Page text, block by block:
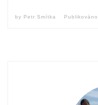
by Petr Smítka Publikováno